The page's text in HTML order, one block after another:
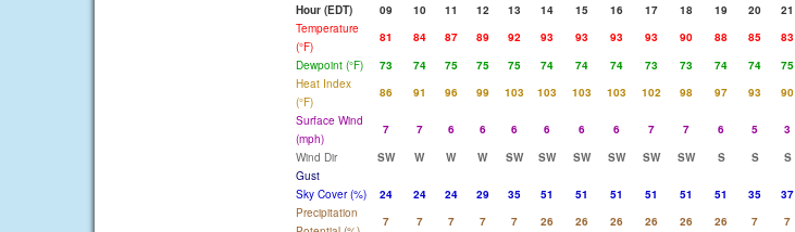
Hour (EDT)
09 10 11 12 13 14 15 16 17 18 19 20 21
Temperature
(°F)
81 84 87 89 92 93 93 93 93 90 88 85 83
Dewpoint (°F)
73 74 75 75 75 74 74 74 73 73 74 74 75
Heat Index
(°F)
86 91 96 99 103 103 103 103 102 98 97 93 90
Surface Wind
(mph)
7 7 6 6 6 6 6 6 7 7 6 5 3
Wind Dir
SW W W W SW SW SW SW SW SW S S S
Gust
Sky Cover (%)
24 24 24 29 35 51 51 51 51 51 51 35 37
Precipitation
7 7 7 7 7 26 26 26 26 26 26 7 7